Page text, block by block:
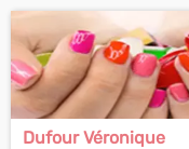
Dufour Véronique